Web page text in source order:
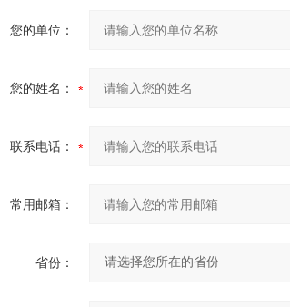
您的单位：
您的姓名：
联系电话：
常用邮箱：
省份：